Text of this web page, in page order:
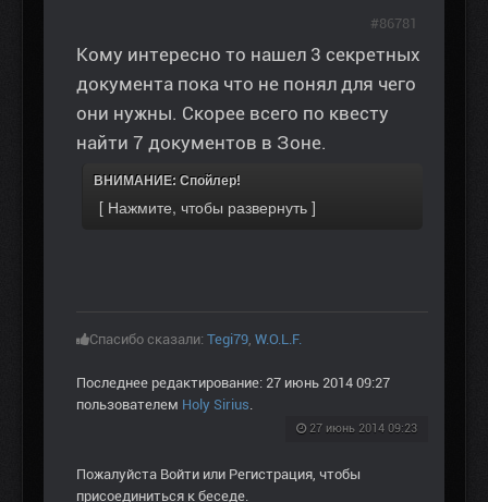
Кому интересно то нашел 3 секретных
документа пока что не понял для чего
они нужны. Скорее всего по квесту
найти 7 документов в Зоне.
ВНИМАНИЕ: Спойлер!
Спасибо сказали: Tegi79, W.O.L.F.
Последнее редактирование: 27 июнь 2014 09:27
пользователем Holy Sirius.
27 июнь 2014 09:23
#86781
Пожалуйста Войти или Регистрация, чтобы
присоединиться к беседе.